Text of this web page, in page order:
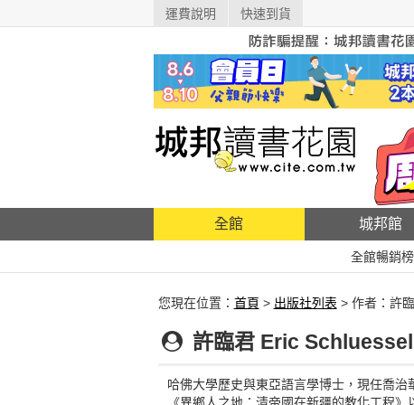
運費說明 快速到貨
全館 城邦館
全館暢銷榜
您現在位置： 首頁 > 出版社列表 > 作者：許
許臨君 Eric Schluessel
哈佛大學歷史與東亞語言學博士，現任喬